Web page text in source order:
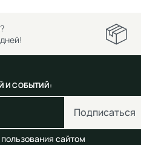
И СОБЫТИЙ:
Подписаться
сайтом